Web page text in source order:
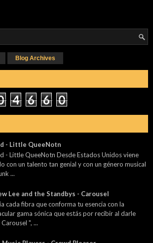
Blog Archives
4 6 6 0
- Little QueeNotn
- Little QueeNotn Desde Estados Unidos viene
con un talento tan genial y con un género musical
...
Lee and the Standbys - Carousel
cada fibra que conforma tu esencia con la
gama sónica que estás por recibir al darle
", ...